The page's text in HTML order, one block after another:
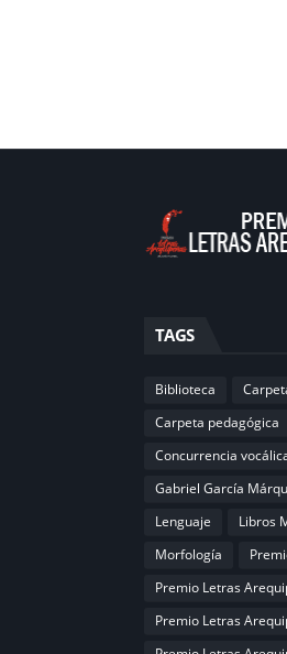
TAGS
Biblioteca
Carpeta pedagógica
Concurrencia
Gabriel García
Lenguaje
Libros
Morfología
Premio Letras
Premio Letras